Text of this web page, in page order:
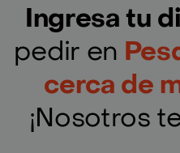
Ingresa tu
pedir en
cerca de
¡Nosotros